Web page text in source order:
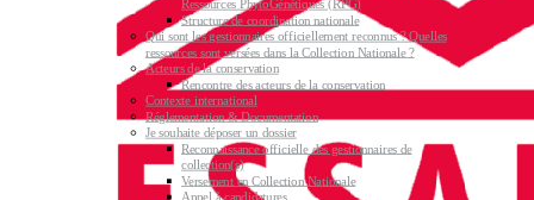
Ressources PhytoGénétiques (RPG)
Structure de coordination nationale
Qui sont les gestionnaires officiellement reconnus ? Quelles
ressources sont versées dans la Collection Nationale ?
Acteurs de la conservation
Rencontre des acteurs de la conservation
Contexte international
Réglementation & Documentation
Je souhaite déposer un dossier
Reconnaissance officielle des gestionnaires de
collection(s)
Versement en Collection Nationale